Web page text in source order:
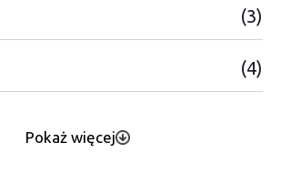
(3)
(4)
Pokaż więcej